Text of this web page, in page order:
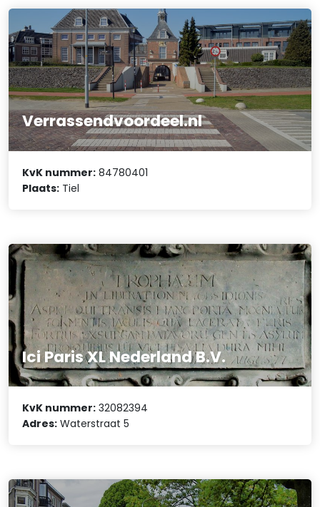
Verrassendvoordeel.nl
KvK nummer: 84780401
Plaats: Tiel
Ici Paris XL Nederland B.V.
KvK nummer: 32082394
Adres: Waterstraat 5